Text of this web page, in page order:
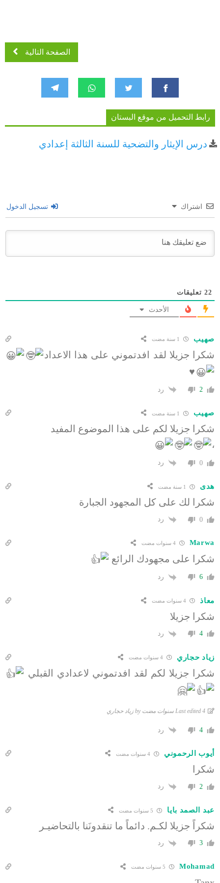
الصفحة التالية
رابط التحميل من موقع البستان
درس الإيثار والتضحية للسنة الثالثة إعدادي
اشتراك تسجيل الدخول
22 تعليقات
الأحدث
صهيب
شكرا جزيلا لقد افدتموني على هذا الاعداد
♥️
2 رد
صهيب
شكرا جزيلا لكم على هذا الموضوع المفيد
،
0 رد
هدى
شكرا لك على كل المجهود الجبارة
0 رد
Marwa 4 سنوات مضت
شكرا على مجهودك الرائع
6 رد
معاذ
شكرا جزيلا
4 رد
زياد حجاري
شكرا جزيلا لكم لقد افدتموني لاعدادي القبلي
Last edited 4 سنوات مضت by زياد حجاري
4 رد
أيوب الرحموني 4 سنوات مضت
شكرا
2 رد
عبد الصمد بايا
شكراً جزيلا لكـم. دائماً ما تنقدونَنا بالتحاضيـر
3 رد
Mohamad